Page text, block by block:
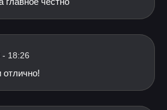
18:26